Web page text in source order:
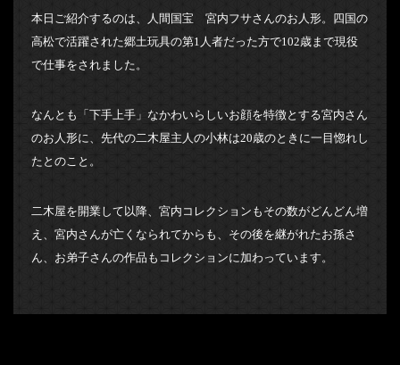
本日ご紹介するのは、人間国宝 宮内フサさんのお人形。四国の
高松で活躍された郷土玩具の第1人者だった方で102歳まで現役
で仕事をされました。
なんとも「下手上手」なかわいらしいお顔を特徴とする宮内さん
のお人形に、先代の二木屋主人の小林は20歳のときに一目惚れし
たとのこと。
二木屋を開業して以降、宮内コレクションもその数がどんどん増
え、宮内さんが亡くなられてからも、その後を継がれたお孫さ
ん、お弟子さんの作品もコレクションに加わっています。